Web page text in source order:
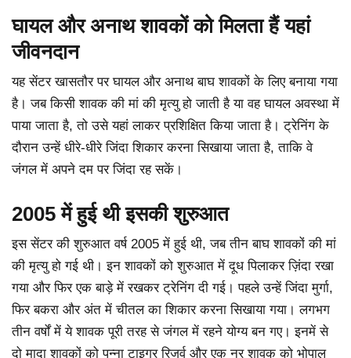
घायल और अनाथ शावकों को मिलता हैं यहां
जीवनदान
यह सेंटर खासतौर पर घायल और अनाथ बाघ शावकों के लिए बनाया गया
है। जब किसी शावक की मां की मृत्यु हो जाती है या वह घायल अवस्था में
पाया जाता है, तो उसे यहां लाकर प्रशिक्षित किया जाता है। ट्रेनिंग के
दौरान उन्हें धीरे-धीरे जिंदा शिकार करना सिखाया जाता है, ताकि वे
जंगल में अपने दम पर जिंदा रह सकें।
2005 में हुई थी इसकी शुरुआत
इस सेंटर की शुरुआत वर्ष 2005 में हुई थी, जब तीन बाघ शावकों की मां
की मृत्यु हो गई थी। इन शावकों को शुरुआत में दूध पिलाकर ज़िंदा रखा
गया और फिर एक बाड़े में रखकर ट्रेनिंग दी गई। पहले उन्हें जिंदा मुर्गा,
फिर बकरा और अंत में चीतल का शिकार करना सिखाया गया। लगभग
तीन वर्षों में ये शावक पूरी तरह से जंगल में रहने योग्य बन गए। इनमें से
दो मादा शावकों को पन्ना टाइगर रिजर्व और एक नर शावक को भोपाल